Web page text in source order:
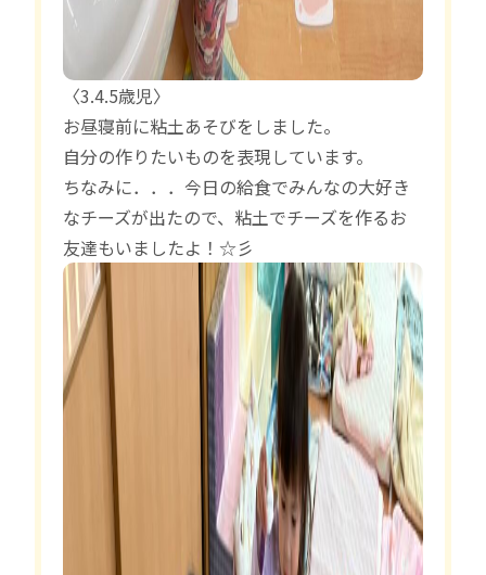
〈3.4.5歳児〉
お昼寝前に粘土あそびをしました。
自分の作りたいものを表現しています。
ちなみに．．．今日の給食でみんなの大好き
なチーズが出たので、粘土でチーズを作るお
友達もいましたよ！☆彡